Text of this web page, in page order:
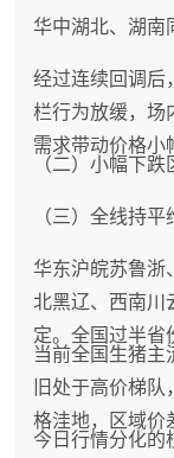
华中湖北、湖南
经过连续回调后
栏行为放缓，场
需求带动价格小
（二）小幅下跌
（三）全线持
华东沪皖苏鲁浙
北黑辽、西南川
定。全国过半省
当前全国生猪主
旧处于高价梯
格洼地，区域价
今日行情分化的